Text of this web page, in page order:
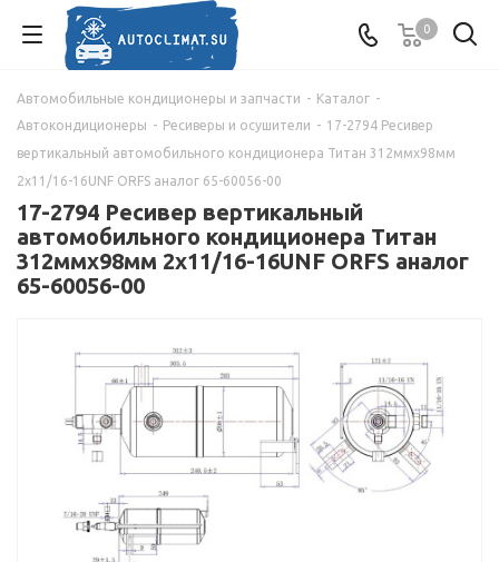
0
Автомобильные кондиционеры и запчасти - Каталог -
Автокондиционеры - Ресиверы и осушители - 17-2794 Ресивер
вертикальный автомобильного кондиционера Титан 312ммх98мм
2х11/16-16UNF ORFS аналог 65-60056-00
17-2794 Ресивер вертикальный
автомобильного кондиционера Титан
312ммх98мм 2х11/16-16UNF ORFS аналог
65-60056-00